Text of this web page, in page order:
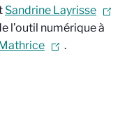
Sandrine Layrisse
l’outil numérique à
.